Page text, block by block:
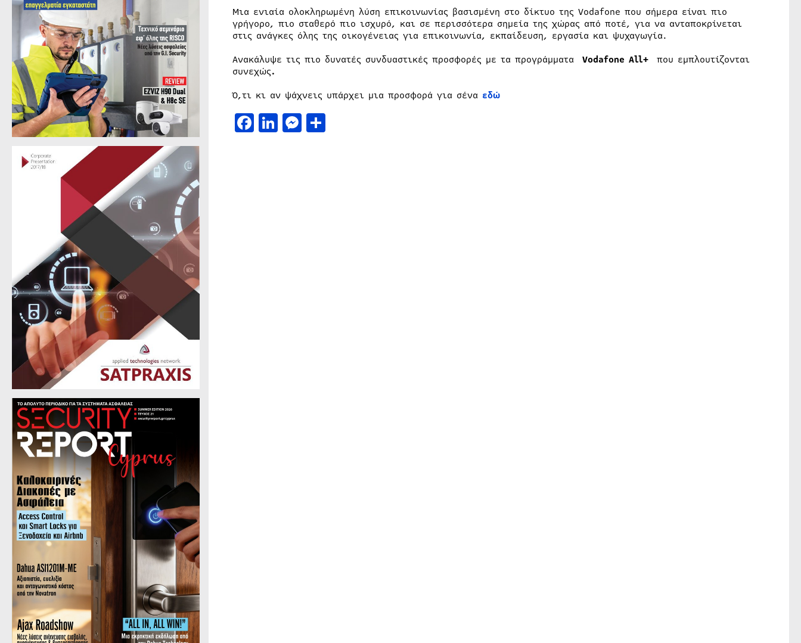
Μια ενιαία ολοκληρωμένη λύση επικοινωνίας βασισμένη στο δίκτυο της Vodafone που σήμερα είναι πιο
γρήγορο, πιο σταθερό πιο ισχυρό, και σε περισσότερα σημεία της χώρας από ποτέ, για να ανταποκρίνεται
στις ανάγκες όλης της οικογένειας για επικοινωνία, εκπαίδευση, εργασία και ψυχαγωγία.
Ανακάλυψε τις πιο δυνατές συνδυαστικές προσφορές με τα προγράμματα Vodafone All+
που εμπλουτίζονται
συνεχώς.
Ό,τι κι αν ψάχνεις υπάρχει μια προσφορά για σένα εδώ
Facebook
LinkedIn
Messenger
Μοιραστείτε